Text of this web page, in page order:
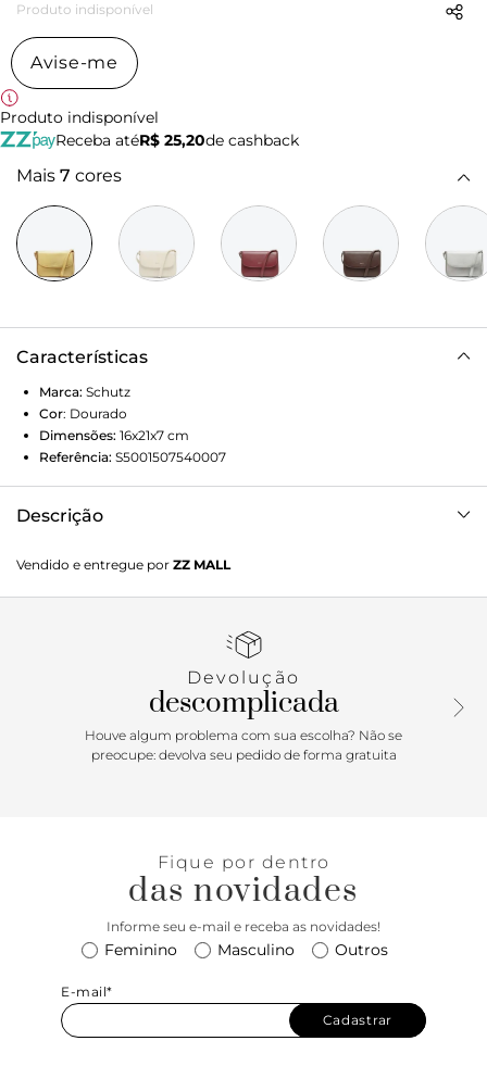
Produto indisponível
Avise-me
Produto indisponível
Receba atéR$ 25,20de cashback
Mais 7 cores
Características
Marca: Schutz
Cor: Dourado
Dimensões: 16x21x7 cm
Referência: S5001507540007
Descrição
traz a sofisticação do couro metalizado em uma
construção minimalista. Pequena, mas com ótimo espaço
com bolso interno, alça tiracolo com ajuste e fechamento
55cm | Largura da alça tiracolo: 1,5cm
Vendido e entregue por ZZ MALL
Devolução
descomplicada
Houve algum problema com sua escolha? Não se
preocupe: devolva seu pedido de forma gratuita
Fique por dentro
das novidades
Informe seu e-mail e receba as novidades!
Feminino Masculino Outros
E-mail*
Cadastrar